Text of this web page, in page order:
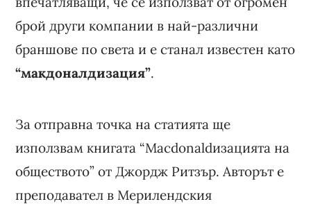
брой други компании в най-различни
браншове по света и е станал известен като
“макдоналдизация”.
За отправна точка на статията ще
използвам книгата “Macdonaldизацията на
обществото” от Джордж Ритзър. Авторът е
преподавател в Мерилендския